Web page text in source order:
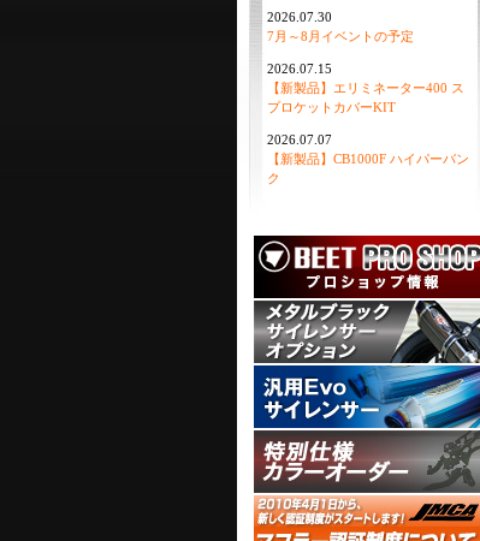
2026.07.30
7月～8月イベントの予定
2026.07.15
【新製品】エリミネーター400 ス
プロケットカバーKIT
2026.07.07
【新製品】CB1000F ハイパーバン
ク